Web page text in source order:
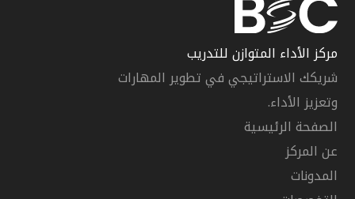
مركز الأداء المتوازن للتدريب
شريكك الاستراتيجي في تطوير المهارات
وتعزيز الأداء.
الصفحة الرئيسية
عن المركز
المدونات